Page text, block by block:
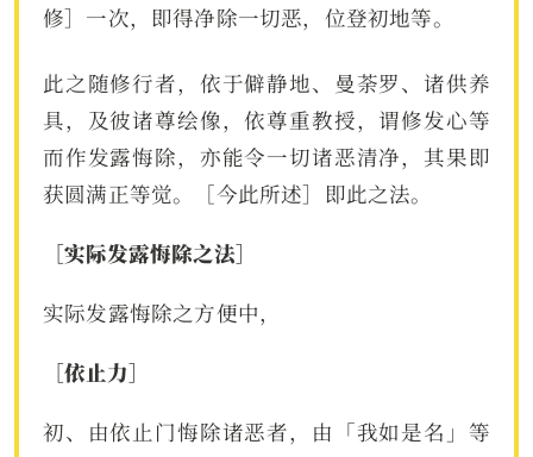
修］一次，即得净除一切恶，位登初地等。
此之随修行者，依于僻静地、曼荼罗、诸供养
具，及彼诸尊绘像，依尊重教授，谓修发心等
而作发露悔除，亦能令一切诸恶清净，其果即
获圆满正等觉。［今此所述］即此之法。
［实际发露悔除之法］
实际发露悔除之方便中，
［依止力］
初、由依止门悔除诸恶者，由「我如是名」等